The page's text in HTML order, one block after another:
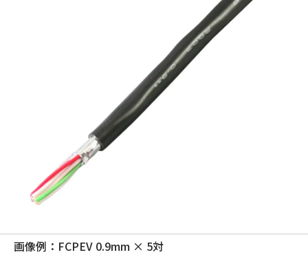
画像例：FCPEV 0.9mm × 5対